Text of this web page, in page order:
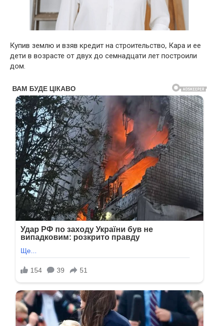
Купив землю и взяв кредит на строительство, Кара и ее
дети в возрасте от двух до семнадцати лет построили
дом.